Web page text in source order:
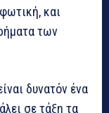
και
των
δυνατόν ένα
σε τάξη τα